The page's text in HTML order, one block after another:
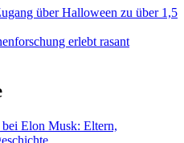
über Halloween zu über 1,5
erlebt rasant
Elon Musk: Eltern,